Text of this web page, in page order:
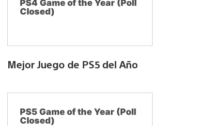
PS4 Game of the Year (Poll
Closed)
Mejor Juego de PS5 del Año
PS5 Game of the Year (Poll
Closed)